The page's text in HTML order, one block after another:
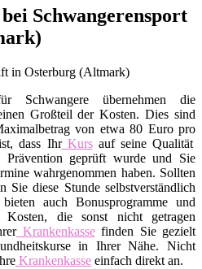
Schwangerensport
Schwangere übernehmen die
Großteil der Kosten. Dies sind
von etwa 80 Euro pro
dass IhrKursauf seine Qualität
Prävention geprüft wurde und Sie
wahrgenommen haben. Sollten
Sie diese Stunde selbstverständlich
auch Bonusprogramme und
Kosten, die sonst nicht getragen
Krankenkassefinden Sie gezielt
in Ihrer Nähe. Nicht
Krankenkasse einfach direkt an.